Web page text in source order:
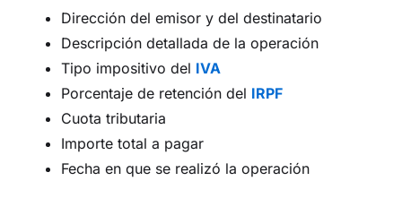
Dirección del emisor y del destinatario
Descripción detallada de la operación
Tipo impositivo del IVA
Porcentaje de retención del IRPF
Cuota tributaria
Importe total a pagar
Fecha en que se realizó la operación